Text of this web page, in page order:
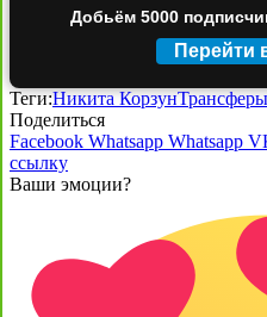
Добьём 5000
Перейти
Теги:Никита КорзунТрансферы
Поделиться
Facebook Whatsapp Whatsapp
ссылку
Ваши эмоции?